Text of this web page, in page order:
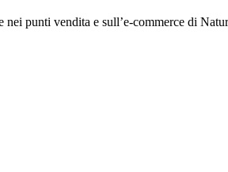
punti vendita e sull’e-commerce di